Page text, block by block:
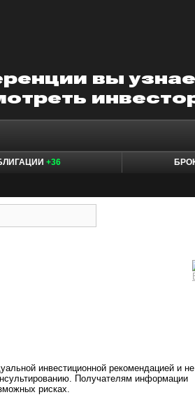
+36
инвестиционной рекомендацией и не
Получателям информации
рисках.